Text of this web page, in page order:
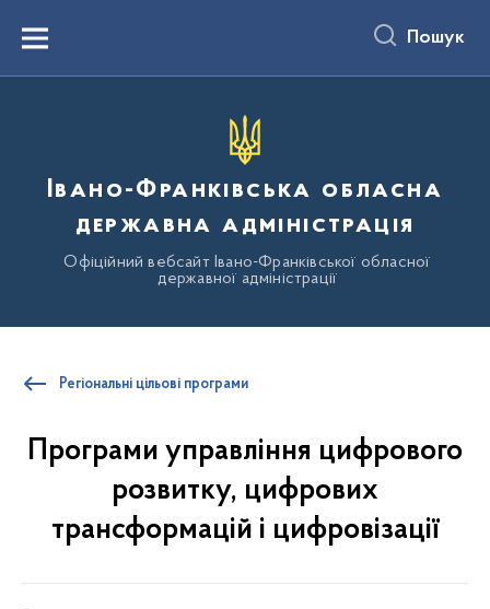
вмістуMenu Пошук
Івано-Франківська обласна
державна адміністрація
Офіційний вебсайт Івано-Франківської обласної
державної адміністрації
Регіональні цільові програми
Програми управління цифрового
розвитку, цифрових
трансформацій і цифровізації